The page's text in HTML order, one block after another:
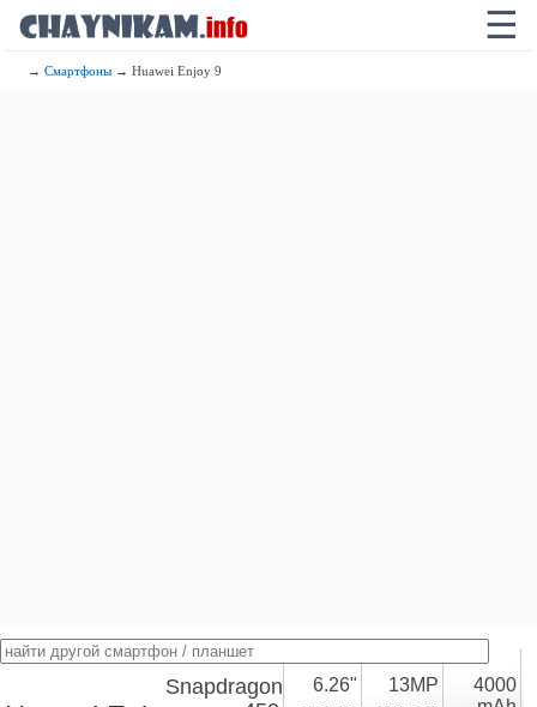
☰
→Смартфоны → Huawei Enjoy 9
Snapdragon
6.26" 13MP
4000